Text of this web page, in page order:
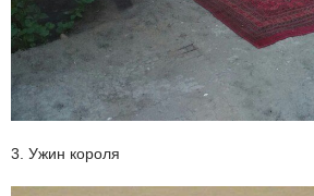
3. Ужин короля